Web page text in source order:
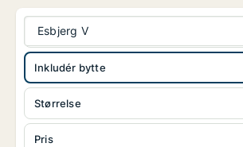
Esbjerg V
Størrelse
Pris
Inkludér bytte